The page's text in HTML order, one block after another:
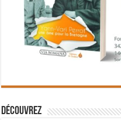
Découvrez